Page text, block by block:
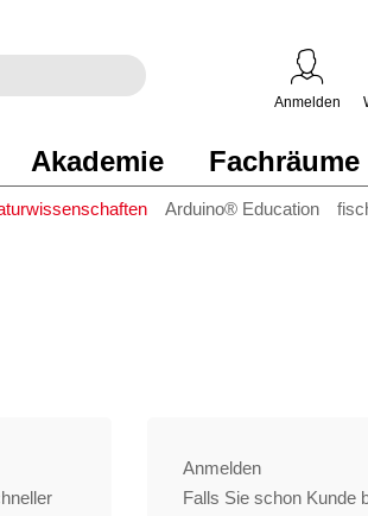
Arduino® Education
Akademie Fachräume
Anmelden
Anmelden
Falls Sie schon Kunde